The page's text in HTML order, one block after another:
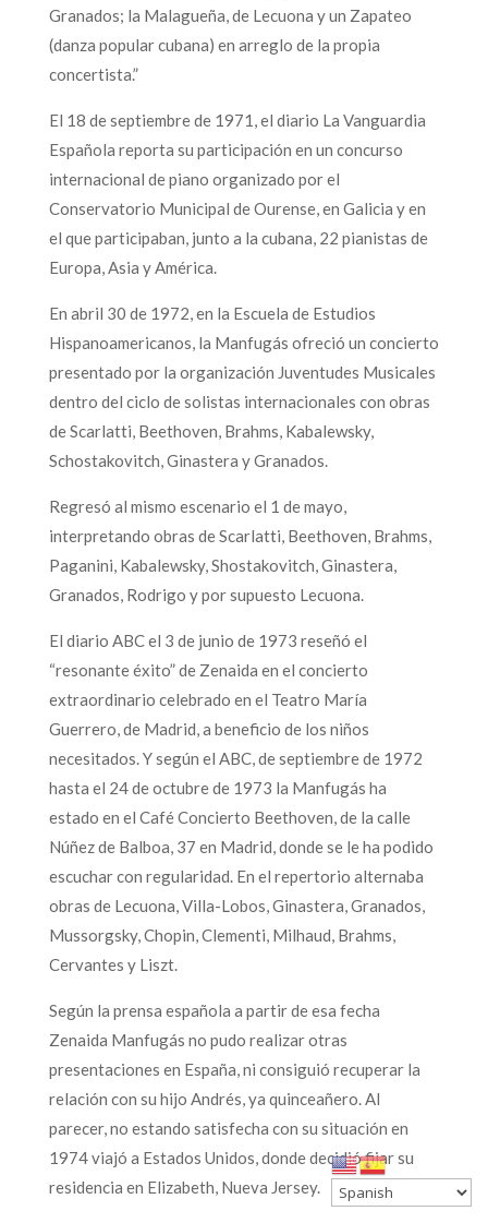
Granados; la Malagueña, de Lecuona y un Zapateo
(danza popular cubana) en arreglo de la propia
concertista.”
El 18 de septiembre de 1971, el diario La Vanguardia
Española reporta su participación en un concurso
internacional de piano organizado por el
Conservatorio Municipal de Ourense, en Galicia y en
el que participaban, junto a la cubana, 22 pianistas de
Europa, Asia y América.
En abril 30 de 1972, en la Escuela de Estudios
Hispanoamericanos, la Manfugás ofreció un concierto
presentado por la organización Juventudes Musicales
dentro del ciclo de solistas internacionales con obras
de Scarlatti, Beethoven, Brahms, Kabalewsky,
Schostakovitch, Ginastera y Granados.
Regresó al mismo escenario el 1 de mayo,
interpretando obras de Scarlatti, Beethoven, Brahms,
Paganini, Kabalewsky, Shostakovitch, Ginastera,
Granados, Rodrigo y por supuesto Lecuona.
El diario ABC el 3 de junio de 1973 reseñó el
“resonante éxito” de Zenaida en el concierto
extraordinario celebrado en el Teatro María
Guerrero, de Madrid, a beneficio de los niños
necesitados. Y según el ABC, de septiembre de 1972
hasta el 24 de octubre de 1973 la Manfugás ha
estado en el Café Concierto Beethoven, de la calle
Núñez de Balboa, 37 en Madrid, donde se le ha podido
escuchar con regularidad. En el repertorio alternaba
obras de Lecuona, Villa-Lobos, Ginastera, Granados,
Mussorgsky, Chopin, Clementi, Milhaud, Brahms,
Cervantes y Liszt.
Según la prensa española a partir de esa fecha
Zenaida Manfugás no pudo realizar otras
presentaciones en España, ni consiguió recuperar la
relación con su hijo Andrés, ya quinceañero. Al
parecer, no estando satisfecha con su situación en
1974 viajó a Estados Unidos, donde decidió fijar su
residencia en Elizabeth, Nueva Jersey.